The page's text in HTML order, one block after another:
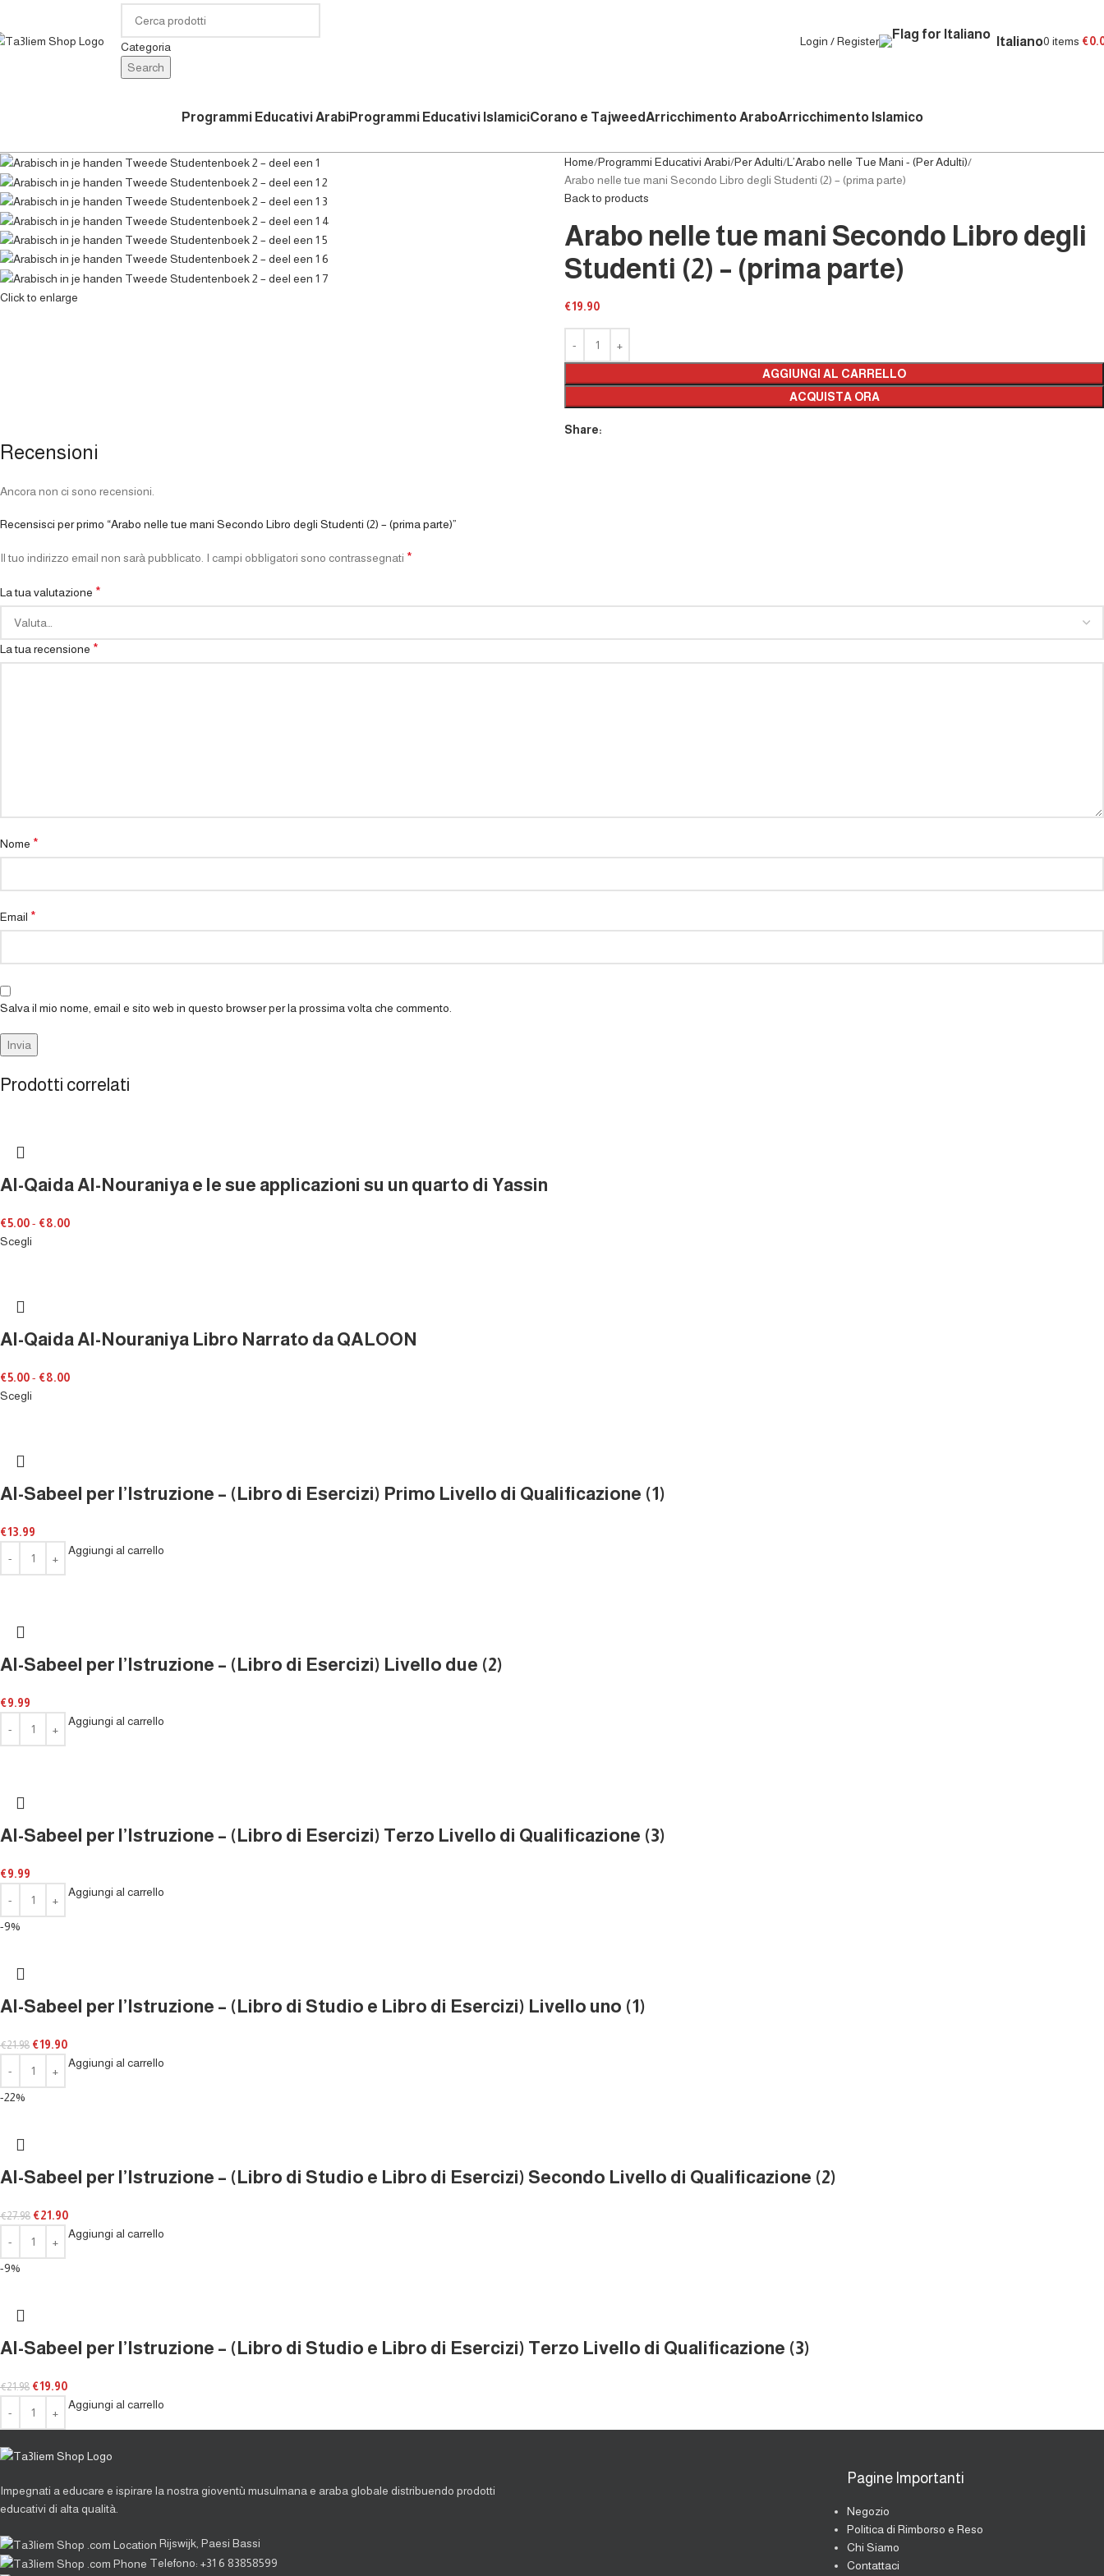
Categoria
Search
Login / Register Italiano0 items €
Programmi Educativi ArabiProgrammi Educativi IslamiciCorano e Tajweed Arricchimento AraboArricchimento Islamico
Click to enlarge
Home Programmi Educativi Arabi Per Adulti L’Arabo nelle Tue Mani - (Per Adulti)
Arabo nelle tue mani Secondo Libro degli Studenti (2) – (prima parte)
Back to products
Arabo nelle tue mani Secondo Libro degli
Studenti (2) – (prima parte)
€19.90
AGGIUNGI AL CARRELLO
ACQUISTA ORA
Share:
Recensioni
Ancora non ci sono recensioni.
Recensisci per primo “Arabo nelle tue mani Secondo Libro degli Studenti (2) – (prima parte)”
Il tuo indirizzo email non sarà pubblicato. I campi obbligatori sono contrassegnati *
La tua valutazione *
La tua recensione *
Nome *
Email *
Salva il mio nome, email e sito web in questo browser per la prossima volta che commento.
Prodotti correlati
Al-Qaida Al-Nouraniya e le sue applicazioni su un quarto di Yassin
€5.00- €8.00
Scegli
Al-Qaida Al-Nouraniya Libro Narrato da QALOON
€5.00- €8.00
Scegli
Al-Sabeel per l’Istruzione – (Libro di Esercizi) Primo Livello di Qualificazione (1)
€13.99
Aggiungi al carrello
Al-Sabeel per l’Istruzione – (Libro di Esercizi) Livello due (2)
€9.99
Aggiungi al carrello
Al-Sabeel per l’Istruzione – (Libro di Esercizi) Terzo Livello di Qualificazione (3)
€9.99
Aggiungi al carrello
-9%
Al-Sabeel per l’Istruzione – (Libro di Studio e Libro di Esercizi) Livello uno (1)
€21.98 €19.90
Aggiungi al carrello
-22%
Al-Sabeel per l’Istruzione – (Libro di Studio e Libro di Esercizi) Secondo Livello di Qualificazione (2)
€27.98 €21.90
Aggiungi al carrello
-9%
Al-Sabeel per l’Istruzione – (Libro di Studio e Libro di Esercizi) Terzo Livello di Qualificazione (3)
€21.98 €19.90
Aggiungi al carrello
Impegnati a educare e ispirare la nostra gioventù musulmana e araba globale distribuendo prodotti
educativi di alta qualità.
Rijswijk, Paesi Bassi
Telefono: +31 6 83858599
Pagine Importanti
Negozio
Politica di Rimborso e Reso
Chi Siamo
Contattaci